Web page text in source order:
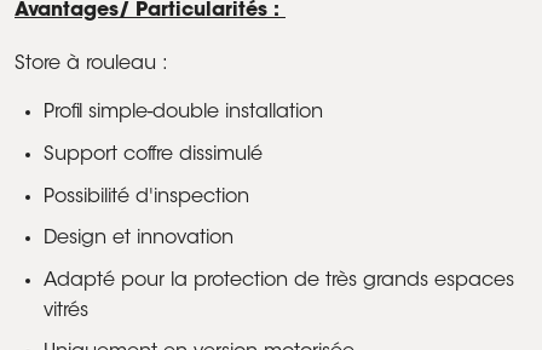
Avantages/ Particularités :
Store à rouleau :
Profil simple-double installation
Support coffre dissimulé
Possibilité d'inspection
Design et innovation
Adapté pour la protection de très grands espaces
vitrés